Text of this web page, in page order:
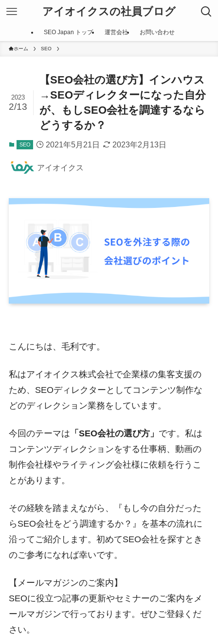
アイオイクスの社員ブログ
SEO Japan トップ 運営会社 お問い合わせ
ホーム SEO
【SEO会社の選び方】インハウス
→SEOディレクターになった自分
が、もしSEO会社を調達するなら
どうするか？
2023
2/13
SEO 2021年5月21日 2023年2月13日
アイオイクス
こんにちは、毛利です。
私はアイオイクス株式会社で企業様の集客支援の
ため、SEOディレクターとしてコンテンツ制作な
どのディレクション業務をしています。
今回のテーマは 「SEO会社の選び方」 です。私は
コンテンツディレクションをする仕事柄、動画の
制作会社様やライティング会社様に依頼を行うこ
とがあります。
その経験を踏まえながら、『もし今の自分だった
らSEO会社をどう調達するか？』を基本の流れに
沿ってご紹介します。初めてSEO会社を探すとき
のご参考になれば幸いです。
【メールマガジンのご案内】
SEOに役立つ記事の更新やセミナーのご案内をメ
ールマガジンで行っております。ぜひご登録くだ
さい。